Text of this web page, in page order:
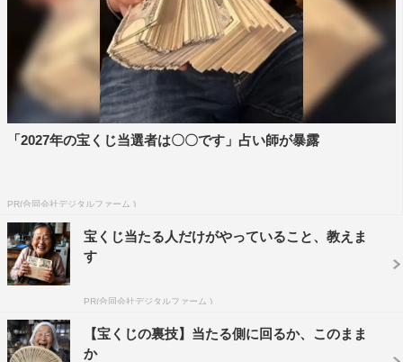
「2027年の宝くじ当選者は〇〇です」占い師が暴露
PR(合同会社デジタルファーム )
宝くじ当たる人だけがやっていること、教えま
す
PR(合同会社デジタルファーム )
【宝くじの裏技】当たる側に回るか、このまま
か